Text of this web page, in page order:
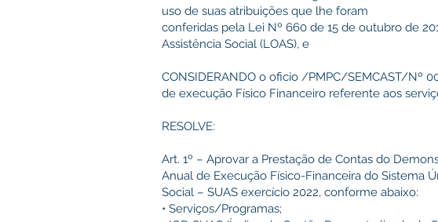
uso de suas atribuições que lhe foram
conferidas pela Lei Nº 660 de 15 de outubro de
Assistência Social (LOAS), e
CONSIDERANDO o oficio /PMPC/SEMCAST/Nº
de execução Físico Financeiro referente aos
RESOLVE:
Art. 1º – Aprovar a Prestação de Contas do
Anual de Execução Físico-Financeira do Sistema
Social – SUAS exercício 2022, conforme abaixo:
• Serviços/Programas;